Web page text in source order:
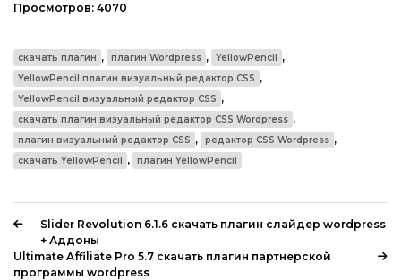
Просмотров: 4070
скачать плагин , плагин Wordpress , YellowPencil ,
YellowPencil плагин визуальный редактор CSS ,
YellowPencil визуальный редактор CSS ,
скачать плагин визуальный редактор CSS Wordpress ,
плагин визуальный редактор CSS , редактор CSS Wordpress ,
скачать YellowPencil , плагин YellowPencil
Slider Revolution 6.1.6 скачать плагин слайдер wordpress
+ Аддоны
Ultimate Affiliate Pro 5.7 скачать плагин партнерской
программы wordpress